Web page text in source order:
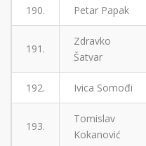
190. Petar Papak
191.
Zdravko
Šatvar
192. Ivica Somođi
193.
Tomislav
Kokanović